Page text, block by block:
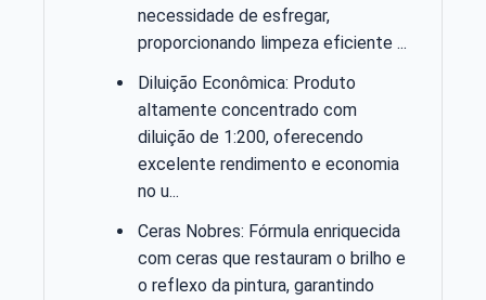
necessidade de esfregar,
proporcionando limpeza eficiente ...
Diluição Econômica: Produto
altamente concentrado com
diluição de 1:200, oferecendo
excelente rendimento e economia
no u...
Ceras Nobres: Fórmula enriquecida
com ceras que restauram o brilho e
o reflexo da pintura, garantindo